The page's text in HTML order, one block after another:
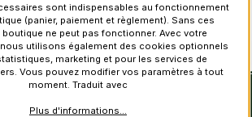
sont indispensables au fonctionnement
(panier, paiement et règlement). Sans ces
ne peut pas fonctionner. Avec votre
utilisons également des cookies optionnels
marketing et pour les services de
Vous pouvez modifier vos paramètres à tout
moment. Traduit avec
Plus d'informations...